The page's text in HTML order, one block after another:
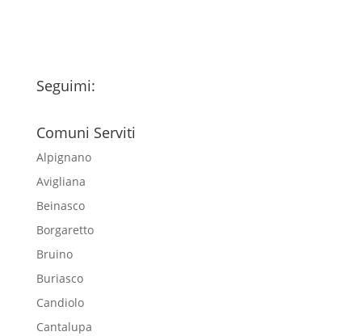
Seguimi:
Comuni Serviti
Alpignano
Avigliana
Beinasco
Borgaretto
Bruino
Buriasco
Candiolo
Cantalupa